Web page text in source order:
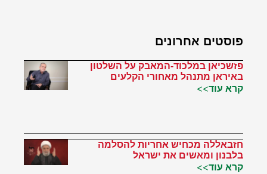
פוסטים אחרונים
פזשכיאן במלכוד-המאבק על השלטון
באיראן מתנהל מאחורי הקלעים
קרא עוד>>
חזבאללה מכחיש אחריות להסלמה
בלבנון ומאשים את ישראל
קרא עוד>>